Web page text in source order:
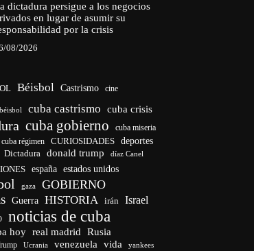
dictadura persigue a los negocios
en lugar de asumir su
por la crisis
08/2026
Béisbol Castrismo cine
cuba castrismo cuba crisis
cuba gobierno cuba miseria
cuba régimen CURIOSIDADES deportes
Dictadura donald trump díaz Canel
españa estados unidos
gaza GOBIERNO
Guerra HISTORIA irán Israel
noticias de cuba
hoy real madrid Rusia
Ucrania venezuela vida yankees